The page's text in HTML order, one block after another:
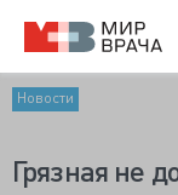
Новости
Грязная не